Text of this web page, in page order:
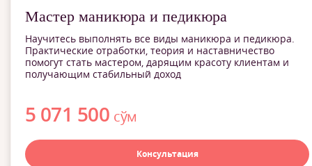
Мастер маникюра и педикюра
Научитесь выполнять все виды маникюра и педикюра.
Практические отработки, теория и наставничество
помогут стать мастером, дарящим красоту клиентам и
получающим стабильный доход
5 071 500 сўм
Консультация